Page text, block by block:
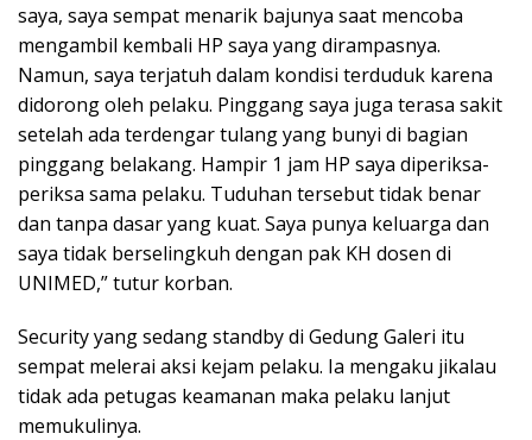
saya, saya sempat menarik bajunya saat mencoba
mengambil kembali HP saya yang dirampasnya.
Namun, saya terjatuh dalam kondisi terduduk karena
didorong oleh pelaku. Pinggang saya juga terasa sakit
setelah ada terdengar tulang yang bunyi di bagian
pinggang belakang. Hampir 1 jam HP saya diperiksa-
periksa sama pelaku. Tuduhan tersebut tidak benar
dan tanpa dasar yang kuat. Saya punya keluarga dan
saya tidak berselingkuh dengan pak KH dosen di
UNIMED,” tutur korban.
Security yang sedang standby di Gedung Galeri itu
sempat melerai aksi kejam pelaku. Ia mengaku jikalau
tidak ada petugas keamanan maka pelaku lanjut
memukulinya.